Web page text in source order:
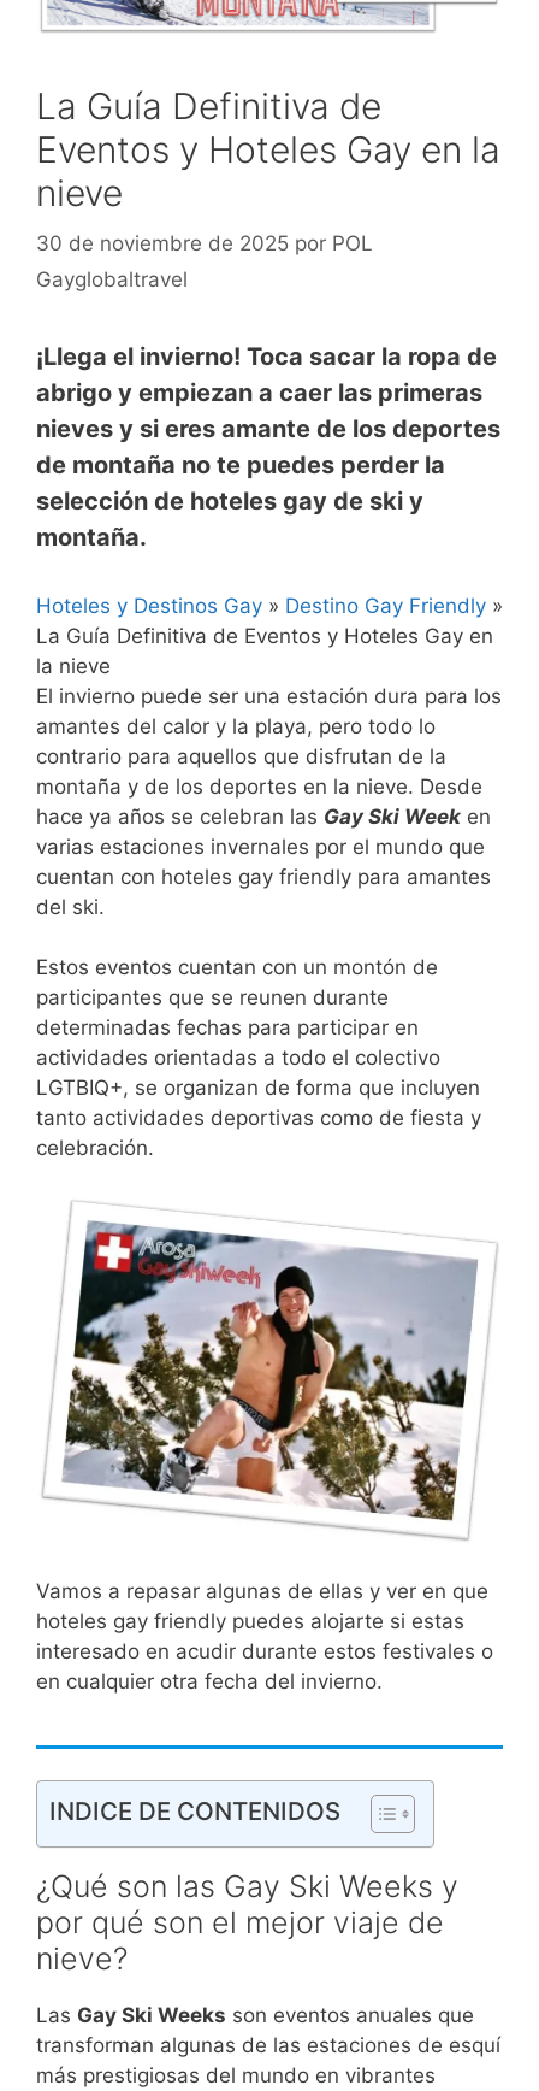
La Guía Definitiva de
Eventos y Hoteles Gay en la
nieve
30 de noviembre de 2025 por POL
Gayglobaltravel
¡Llega el invierno! Toca sacar la ropa de
abrigo y empiezan a caer las primeras
nieves y si eres amante de los deportes
de montaña no te puedes perder la
selección de hoteles gay de ski y
montaña.
Hoteles y Destinos Gay » Destino Gay Friendly »
La Guía Definitiva de Eventos y Hoteles Gay en
la nieve
El invierno puede ser una estación dura para los
amantes del calor y la playa, pero todo lo
contrario para aquellos que disfrutan de la
montaña y de los deportes en la nieve. Desde
hace ya años se celebran las Gay Ski Week en
varias estaciones invernales por el mundo que
cuentan con hoteles gay friendly para amantes
del ski.
Estos eventos cuentan con un montón de
participantes que se reunen durante
determinadas fechas para participar en
actividades orientadas a todo el colectivo
LGTBIQ+, se organizan de forma que incluyen
tanto actividades deportivas como de fiesta y
celebración.
Vamos a repasar algunas de ellas y ver en que
hoteles gay friendly puedes alojarte si estas
interesado en acudir durante estos festivales o
en cualquier otra fecha del invierno.
INDICE DE CONTENIDOS
¿Qué son las Gay Ski Weeks y
por qué son el mejor viaje de
nieve?
Las Gay Ski Weeks son eventos anuales que
transforman algunas de las estaciones de esquí
más prestigiosas del mundo en vibrantes